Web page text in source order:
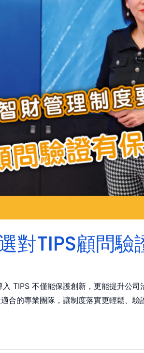
對TIPS顧問驗
TIPS 不僅能保護創新，更能提升公司
合的專業團隊，讓制度落實更輕鬆、驗